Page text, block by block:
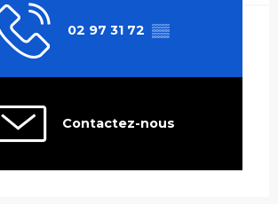
02 97 31 72 ▒▒
Contactez-nous